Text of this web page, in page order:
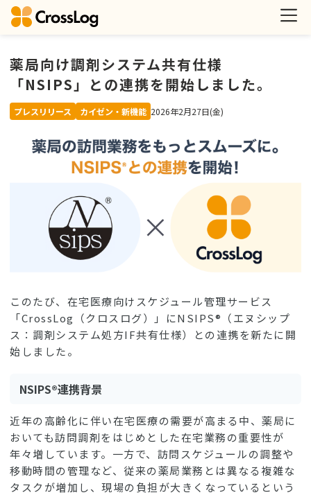
薬局向け調剤システム共有仕様
「NSIPS」との連携を開始しました。
プレスリリース カイゼン・新機能 2026年2月27日(金)
このたび、在宅医療向けスケジュール管理サービス
「CrossLog（クロスログ）」にNSIPS®（エヌシップ
ス：調剤システム処方IF共有仕様）との連携を新たに開
始しました。
NSIPS®連携背景
近年の高齢化に伴い在宅医療の需要が高まる中、薬局に
おいても訪問調剤をはじめとした在宅業務の重要性が
年々増しています。一方で、訪問スケジュールの調整や
移動時間の管理など、従来の薬局業務とは異なる複雑な
タスクが増加し、現場の負担が大きくなっているという